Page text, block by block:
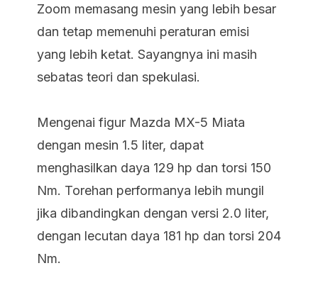
Zoom memasang mesin yang lebih besar
dan tetap memenuhi peraturan emisi
yang lebih ketat. Sayangnya ini masih
sebatas teori dan spekulasi.
Mengenai figur Mazda MX-5 Miata
dengan mesin 1.5 liter, dapat
menghasilkan daya 129 hp dan torsi 150
Nm. Torehan performanya lebih mungil
jika dibandingkan dengan versi 2.0 liter,
dengan lecutan daya 181 hp dan torsi 204
Nm.